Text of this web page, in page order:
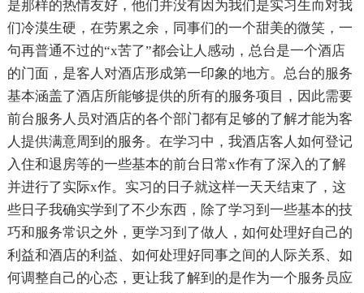
是那样的热情友好，他们并没有因为我们是实习生而对我
们冷漠生硬，在劳累之余，同事们的一个甜美的微笑，一
句再普通不过的“x苦了”都会让人感动，总台是一个酒店
的门面，是客人对酒店形成第一印象的地方。总台的服务
基本涵盖了酒店所能够提供的所有的服务项目，因此需要
前台服务人员对酒店的各个部门都有足够的了解才能为客
人提供满意周到的服务。在学习中，我酒店客人如何登记
入住和退房等的一些基本的前台日常x作有了深入的了解
并进行了实际x作。实习的日子就这样一天天结束了，这
些日子我确实学到了不少东西，除了学习到一些基本的技
巧和服务常识之外，更学习到了做人，如何处理好自己的
利益和酒店的利益、如何处理好同事之间的人际关系、如
何调整自己的心态，更让我了解到的是作为一个服务员应